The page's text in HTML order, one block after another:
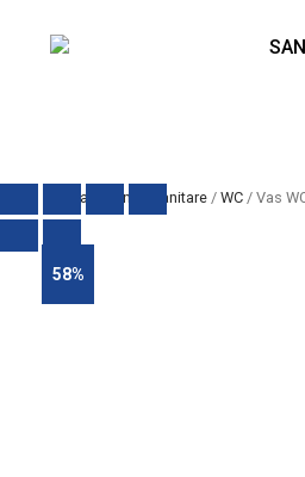
Prima pagină Sanitare/ WC/ Vas
58%